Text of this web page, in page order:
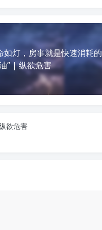
如灯，房事就是快速消耗的
” | 纵欲危害
欲危害